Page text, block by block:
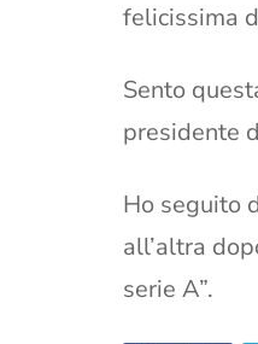
felicissima
Sento
presidente
Ho seguito
all’altra
serie A”.